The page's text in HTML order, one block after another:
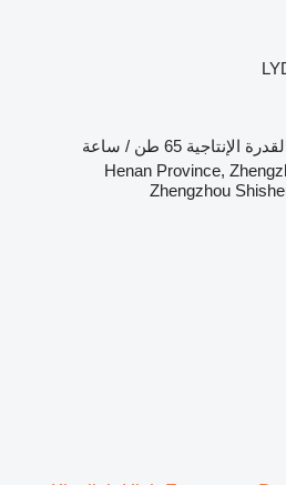
الإنتاجية 65 طن / ساعة
Zhengzhou